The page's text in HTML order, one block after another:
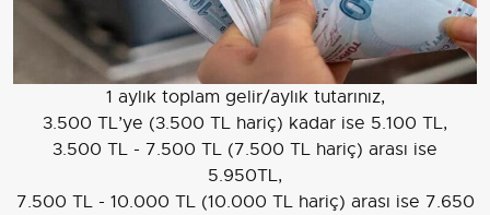
1 aylık toplam gelir/aylık tutarınız,
3.500 TL’ye (3.500 TL hariç) kadar ise 5.100 TL,
3.500 TL - 7.500 TL (7.500 TL hariç) arası ise
5.950TL,
7.500 TL - 10.000 TL (10.000 TL hariç) arası ise 7.650